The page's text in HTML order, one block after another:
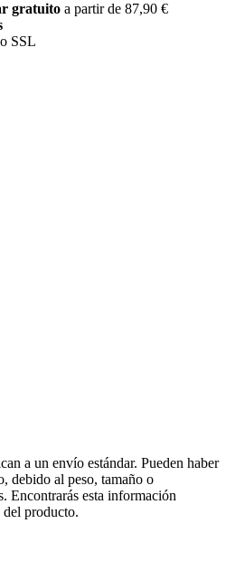
gratuito a partir de 87,90 €
SSL
a un envío estándar. Pueden haber
debido al peso, tamaño o
Encontrarás esta información
del producto.